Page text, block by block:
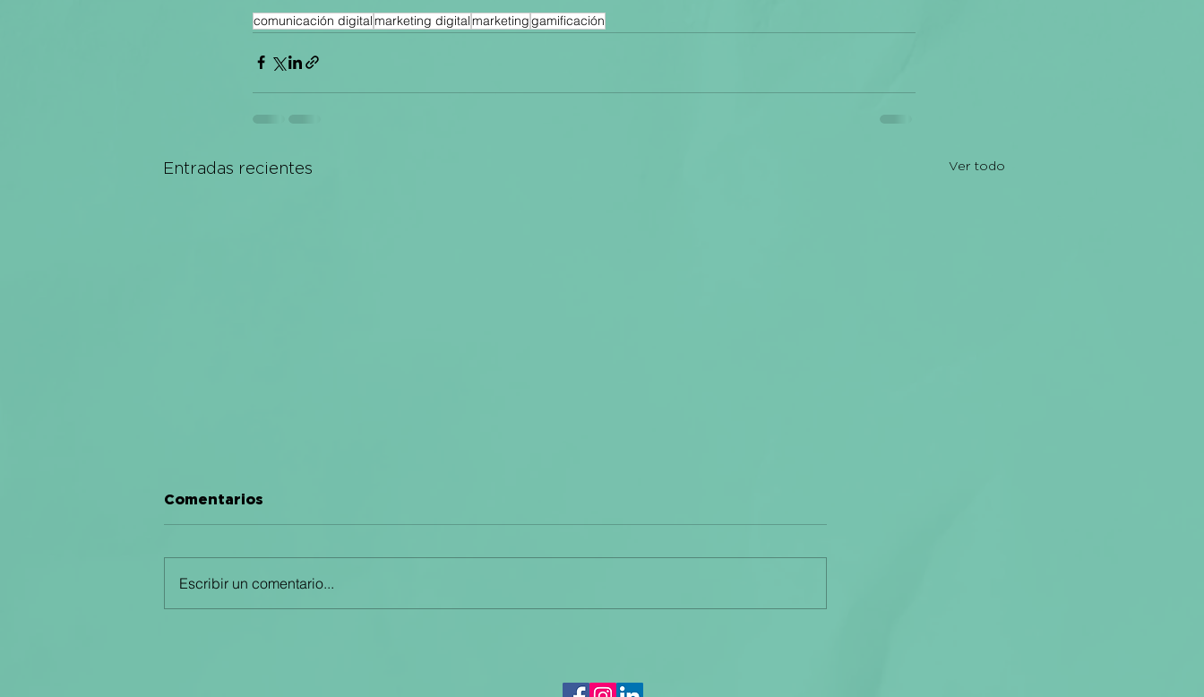
comunicación digitalmarketing digitalmarketinggamificación
Entradas recientes Ver todo
Comentarios
Escribir un comentario...